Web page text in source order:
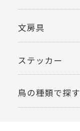
文房具
ステッカー
鳥の種類で探す